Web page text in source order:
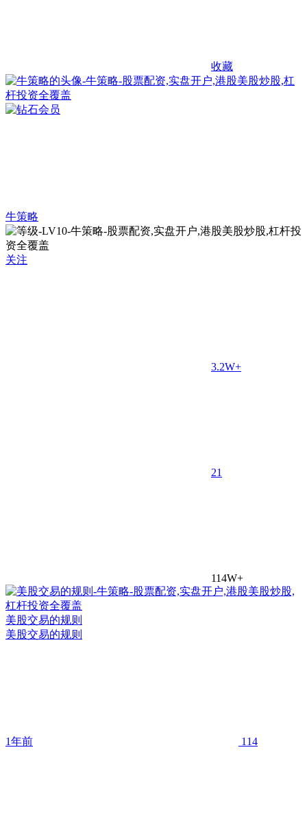
收藏
牛策略
关注
3.2W+
21
114W+
美股交易的规则
美股交易的规则
1年前 114